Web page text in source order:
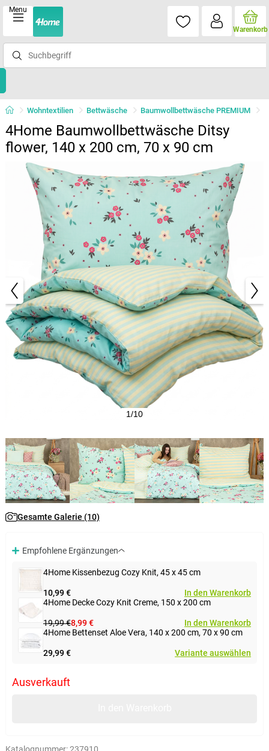
Menu
Warenkorb
Wohntextilien Bettwäsche Baumwollbettwäsche PREMIUM
4Home Baumwollbettwäsche Ditsy
flower, 140 x 200 cm, 70 x 90 cm
1/10
Gesamte Galerie (10)
Empfohlene Ergänzungen
4Home Kissenbezug Cozy Knit, 45 x 45 cm
10,99 €
In den Warenkorb
4Home Decke Cozy Knit Creme, 150 x 200 cm
19,99 €8,99 €
In den Warenkorb
4Home Bettenset Aloe Vera, 140 x 200 cm, 70 x 90 cm
29,99 € Variante auswählen
Ausverkauft
Katalognummer:237910